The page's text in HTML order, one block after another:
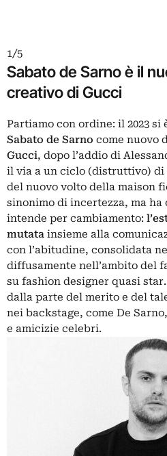
1 / 5
Sabato de Sarno è il
creativo di Gucci
Partiamo con ordine: il 2023
Sabato de Sarno come nuovo
Gucci, dopo l’addio di
il via a un ciclo (distruttivo)
del nuovo volto della maison
sinonimo di incertezza, ma
intende per cambiamento:
mutata insieme alla
con l’abitudine, consolidata
diffusamente nell’ambito del
su fashion designer quasi
dalla parte del merito e del
nei backstage, come De
e amicizie celebri.